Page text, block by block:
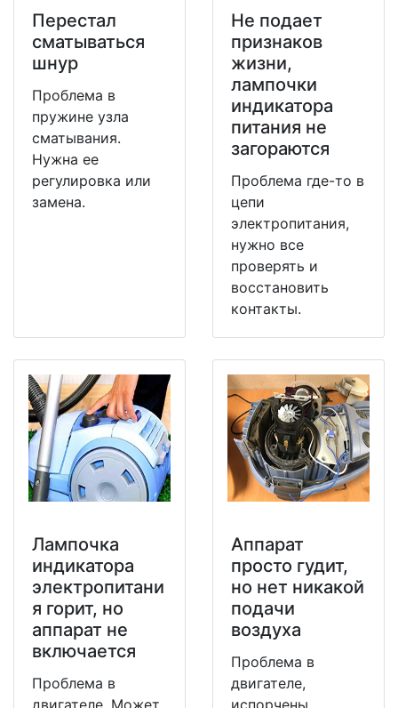
Перестал
сматываться
шнур
Проблема в
пружине узла
сматывания.
Нужна ее
регулировка или
замена.
Не подает
признаков
жизни,
лампочки
индикатора
питания не
загораются
Проблема где-то в
цепи
электропитания,
нужно все
проверять и
восстановить
контакты.
Лампочка
индикатора
электропитани
я горит, но
аппарат не
включается
Проблема в
двигателе. Может
Аппарат
просто гудит,
но нет никакой
подачи
воздуха
Проблема в
двигателе,
испорчены